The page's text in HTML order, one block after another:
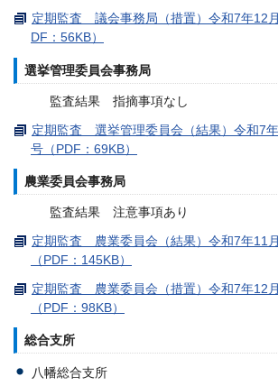
定期監査 議会事務局（措置）令和7年12
DF：56KB）
選挙管理委員会事務局
監査結果 指摘事項なし
定期監査 選挙管理委員会（結果）令和7
号（PDF：69KB）
農業委員会事務局
監査結果 注意事項あり
定期監査 農業委員会（結果）令和7年11
（PDF：145KB）
定期監査 農業委員会（措置）令和7年12
（PDF：98KB）
総合支所
八幡総合支所